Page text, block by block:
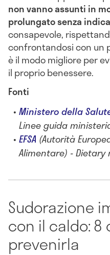
non vanno assunti in
prolungato senza
consapevole,
confrontandosi con un
è il modo migliore per
il proprio benessere.
Fonti
Ministero della
Linee guida
EFSA (Autorità
Alimentare) -
Sudorazione
con il caldo:
prevenirla